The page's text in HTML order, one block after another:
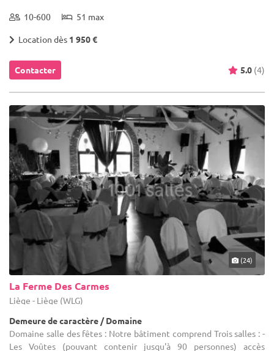
10-600 51 max
Location dès 1 950 €
Contacter 5.0 (4)
(24)
La Ferme Des Carmes
Liège - Liège (WLG)
Demeure de caractère / Domaine
Domaine salle des fêtes : Notre bâtiment comprend Trois salles : -
Les Voûtes (pouvant contenir jusqu'à 90 personnes) accès